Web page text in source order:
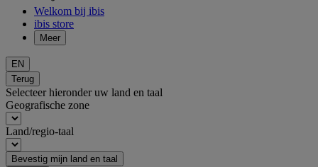
Welkom bij ibis
ibis store
Meer
EN
Terug
Selecteer hieronder uw land en taal
Geografische zone
Land/regio-taal
Bevestig mijn land en taal